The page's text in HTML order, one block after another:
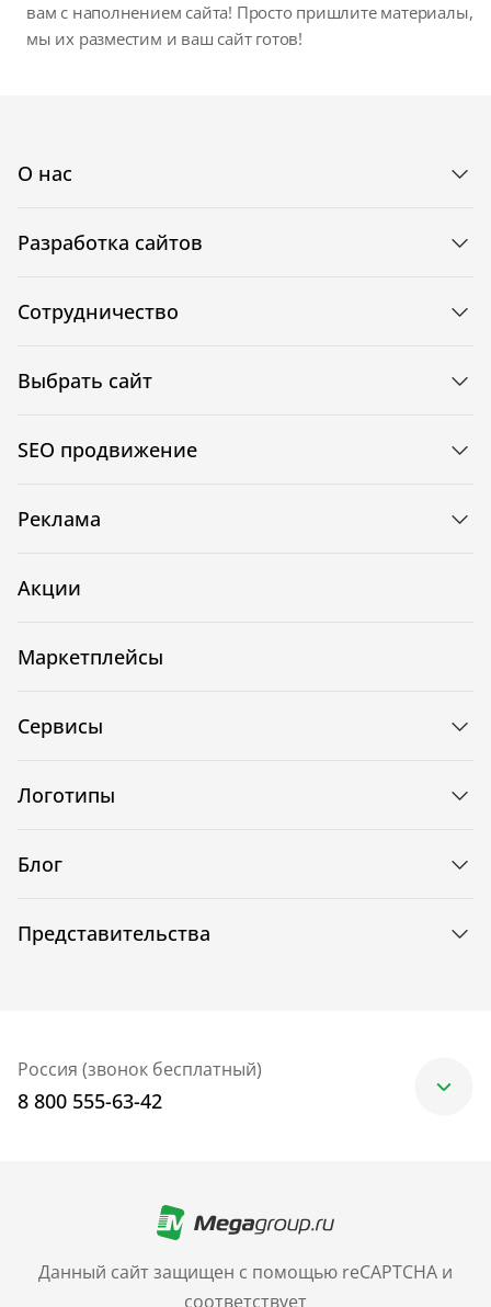
вам с наполнением сайта! Просто пришлите материалы,
мы их разместим и ваш сайт готов!
Данный сайт защищен с помощью reCAPTCHA и
соответствует
О нас
Разработка сайтов
Сотрудничество
Выбрать сайт
SEO продвижение
Реклама
Акции
Маркетплейсы
Сервисы
Логотипы
Блог
Представительства
Россия (звонок бесплатный)
8 800 555-63-42
+7 (499) 705-30-10
Санкт-Петербург
+7 (812) 600-77-33